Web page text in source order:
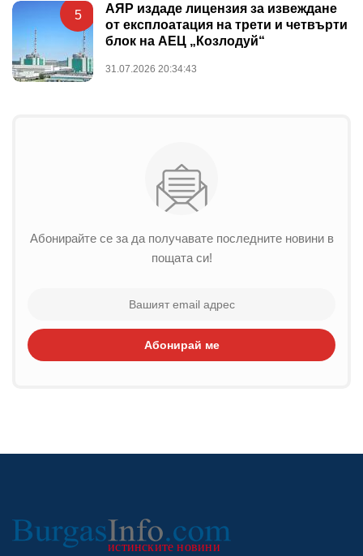
5
АЯР издаде лицензия за извеждане
от експлоатация на трети и четвърти
блок на АЕЦ „Козлодуй“
31.07.2026 20:34:43
Абонирайте се за да получавате последните новини в
пощата си!
Абонирай ме